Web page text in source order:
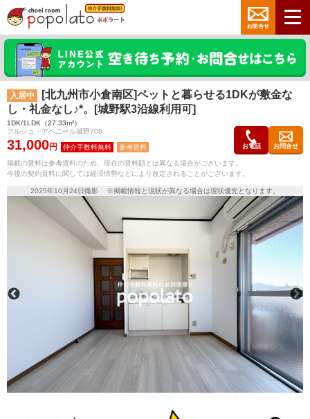
入居中
[北九州市小倉南区]ペットと暮らせる1DKが敷金な
し・礼金なし♪*。[城野駅3沿線利用可]
1DK/1LDK（27.33m²）
アルシュ・アベニール城野708
31,000円 参考賃料 お電話 お問合せ
掲載の賃料は参考賃料のため、現在の賃料額とは異なる場合がございます。
今後の契約賃料に関しては経済情勢などにより改定されることがございます。
2025年10月24日撮影 ※掲載情報と現状が異なる場合は現状優先となります。